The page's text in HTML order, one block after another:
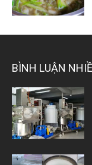
BÌNH LUẬN